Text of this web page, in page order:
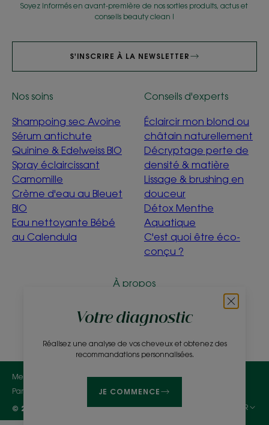
Votre diagnostic
Réalisez une analyse de vos cheveux et obtenez des
recommandations personnalisées.
JE COMMENCE
Soyez informés en avant-première de nos sorties produits, actus et
conseils beauty clean !
S'INSCRIRE À LA NEWSLETTER
Nos soins
Shampoing sec Avoine
Sérum antichute
Quinine & Edelweiss BIO
Spray éclaircissant
Camomille
Crème d'eau au Bleuet
BIO
Eau nettoyante Bébé
au Calendula
Conseils d'experts
Éclaircir mon blond ou
châtain naturellement
Décryptage perte de
densité & matière
Lissage & brushing en
douceur
Détox Menthe
Aquatique
C'est quoi être éco-
conçu ?
À propos
Mentions légales
Politique de confidentialité
Paramètres des cookies
© 2026 KLORANE
FR